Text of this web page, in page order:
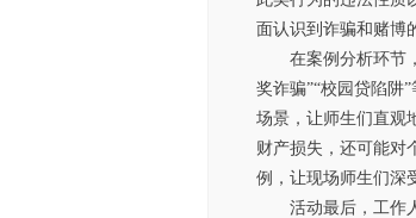
面认识到诈骗和赌博
在案例分析环节
奖诈骗”“校园贷陷阱
场景，让师生们直观
财产损失，还可能对
例，让现场师生们深
活动最后，工作